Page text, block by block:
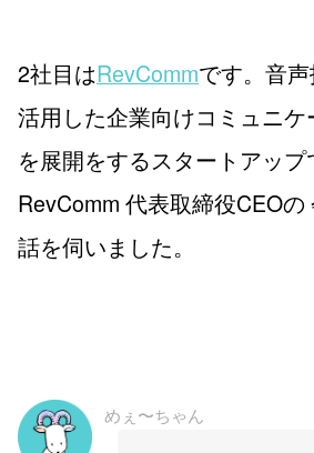
2社目はRevCommです。音
活用した企業向けコミュニ
を展開をするスタートアップ
RevComm 代表取締役CEO
話を伺いました。
めぇ〜ちゃん